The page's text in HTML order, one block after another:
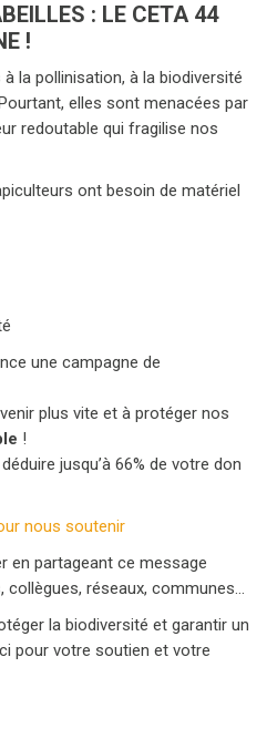
: LE CETA 44
!
la pollinisation, à la biodiversité
elles sont menacées par
redoutable qui fragilise nos
ont besoin de matériel
une campagne de
plus vite et à protéger nos
!
jusqu’à 66% de votre don
nous soutenir
en partageant ce message
collègues, réseaux, communes…
la biodiversité et garantir un
pour votre soutien et votre